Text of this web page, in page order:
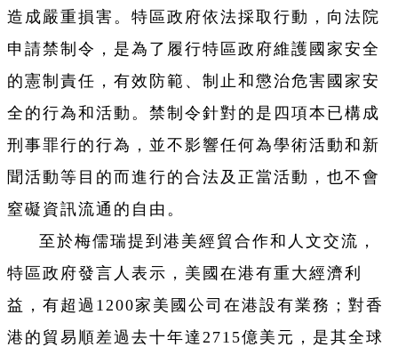
造成嚴重損害。特區政府依法採取行動，向法院
申請禁制令，是為了履行特區政府維護國家安全
的憲制責任，有效防範、制止和懲治危害國家安
全的行為和活動。禁制令針對的是四項本已構成
刑事罪行的行為，並不影響任何為學術活動和新
聞活動等目的而進行的合法及正當活動，也不會
窒礙資訊流通的自由。
至於梅儒瑞提到港美經貿合作和人文交流，
特區政府發言人表示，美國在港有重大經濟利
益，有超過1200家美國公司在港設有業務；對香
港的貿易順差過去十年達2715億美元，是其全球